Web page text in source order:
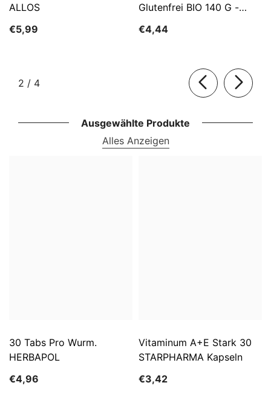
ALLOS
€5,99
Glutenfrei BIO 140 G -
€4,44
2 / von
4
Ausgewählte Produkte
Alles Anzeigen
30 Tabs Pro Wurm.
HERBAPOL
€4,96
Vitaminum A+E Stark 30
STARPHARMA Kapseln
€3,42